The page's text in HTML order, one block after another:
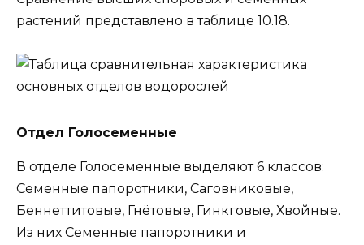
растений представлено в таблице 10.18.
Отдел Голосеменные
В отделе Голосеменные выделяют 6 классов:
Семенные папоротники, Саговниковые,
Беннеттитовые, Гнётовые, Гинкговые, Хвойные.
Из них Семенные папоротники и